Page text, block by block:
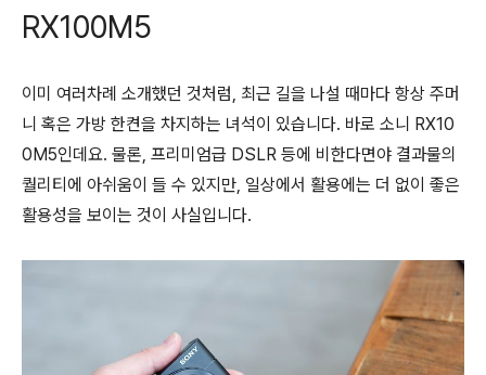
RX100M5
이미 여러차례 소개했던 것처럼, 최근 길을 나설 때마다 항상 주머
니 혹은 가방 한켠을 차지하는 녀석이 있습니다. 바로 소니 RX10
0M5인데요. 물론, 프리미엄급 DSLR 등에 비한다면야 결과물의
퀄리티에 아쉬움이 들 수 있지만, 일상에서 활용에는 더 없이 좋은
활용성을 보이는 것이 사실입니다.